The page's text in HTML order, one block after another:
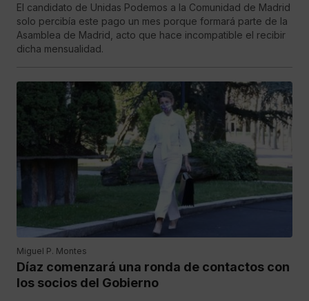
El candidato de Unidas Podemos a la Comunidad de Madrid
solo percibía este pago un mes porque formará parte de la
Asamblea de Madrid, acto que hace incompatible el recibir
dicha mensualidad.
Miguel P. Montes
Díaz comenzará una ronda de contactos con
los socios del Gobierno